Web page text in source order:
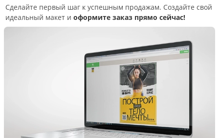
Сделайте первый шаг к успешным продажам. Создайте свой
идеальный макет и оформите заказ прямо сейчас!